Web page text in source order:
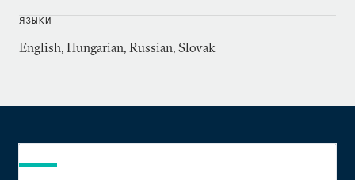
ЯЗЫКИ
English, Hungarian, Russian, Slovak